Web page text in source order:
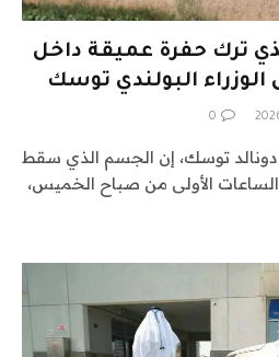
ترك حفرة عميقة داخل
الوزراء البولندي توسك
0
دونالد توسك، إن الجسم الذي سقط
الأولى من صباح الخميس،